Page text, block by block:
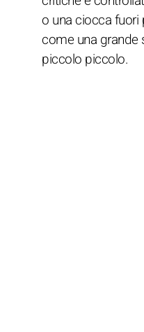
o una ciocca
come una grande
piccolo piccolo.